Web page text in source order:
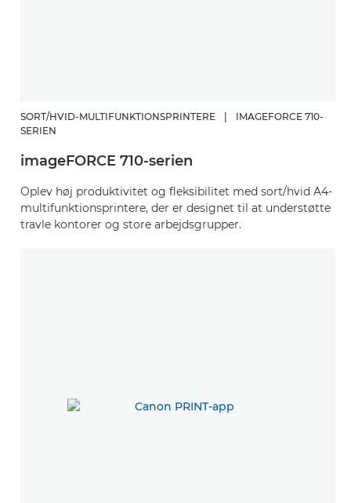
SORT/HVID-MULTIFUNKTIONSPRINTERE
IMAGEFORCE 710-
SERIEN
imageFORCE 710-serien
Oplev høj produktivitet og fleksibilitet med sort/hvid A4-
multifunktionsprintere, der er designet til at understøtte
travle kontorer og store arbejdsgrupper.